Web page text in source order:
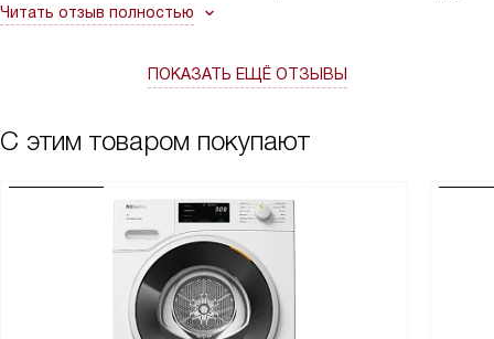
загрузку составляет 9 килограмм , наливает воды столько,
Читать отзыв полностью
ПОКАЗАТЬ ЕЩЁ ОТЗЫВЫ
С этим товаром покупают